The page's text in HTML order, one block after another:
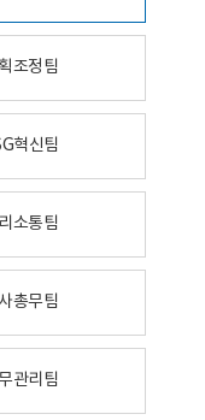
조정팀
혁신팀
소통팀
총무팀
관리팀